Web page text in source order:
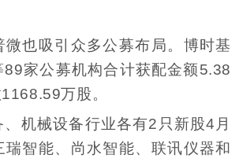
微也吸引众多公募布局。博时基
家公募机构合计获配金额5.38
万股。
机械设备行业各有2只新股4月
智能、尚水智能、联讯仪器和